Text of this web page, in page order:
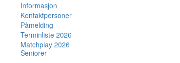
Informasjon
Kontaktpersoner
Påmelding
Terminliste 2026
Matchplay 2026
Seniorer